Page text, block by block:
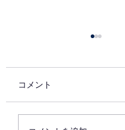
7月の稽古
コメント